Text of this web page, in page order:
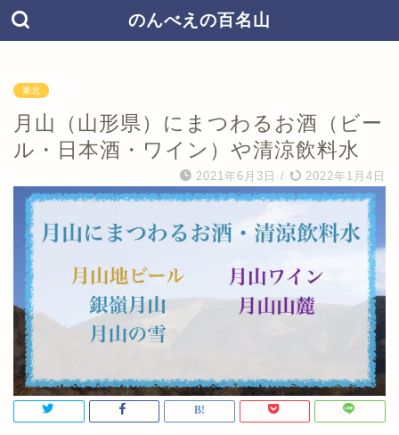
のんべえの百名山
東北
月山（山形県）にまつわるお酒（ビー
ル・日本酒・ワイン）や清涼飲料水
2021年6月3日 / 2022年1月4日